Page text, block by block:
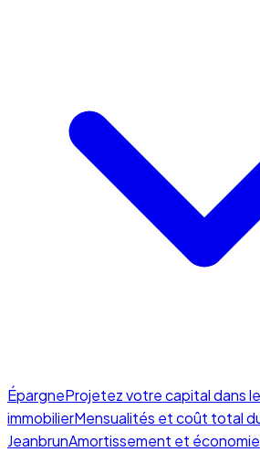
ÉpargneProjetez votre capital dans
immobilierMensualités et coût total
JeanbrunAmortissement et